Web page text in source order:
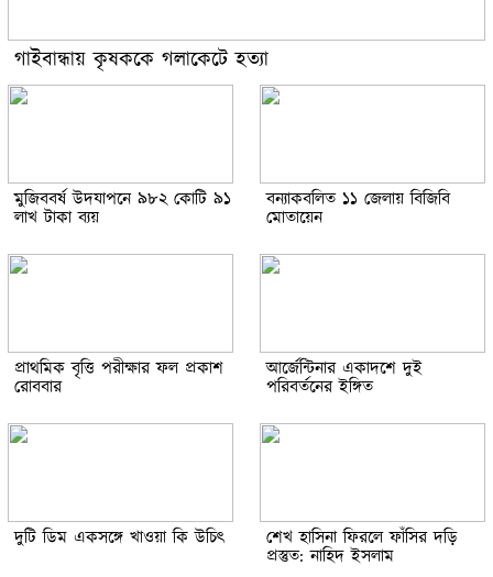
গাইবান্ধায় কৃষককে গলাকেটে হত্যা
মুজিববর্ষ উদযাপনে ৯৮২ কোটি ৯১
লাখ টাকা ব্যয়
বন্যাকবলিত ১১ জেলায় বিজিবি
মোতায়েন
প্রাথমিক বৃত্তি পরীক্ষার ফল প্রকাশ
রোববার
আর্জেন্টিনার একাদশে দুই
পরিবর্তনের ইঙ্গিত
দুটি ডিম একসঙ্গে খাওয়া কি উচিৎ শেখ হাসিনা ফিরলে ফাঁসির দড়ি
প্রস্তুত: নাহিদ ইসলাম